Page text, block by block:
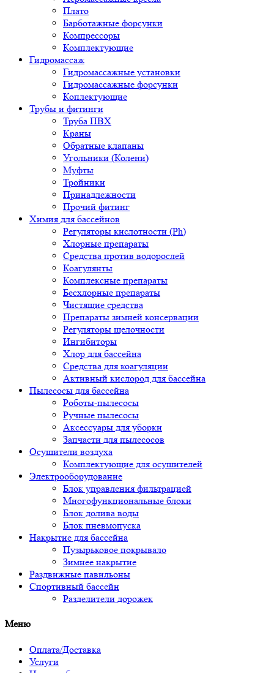
Плато
Барботажные форсунки
Компрессоры
Комплектующие
Гидромассаж
Гидромассажные установки
Гидромассажные форсунки
Коплектующие
Трубы и фитинги
Труба ПВХ
Краны
Обратные клапаны
Угольники (Колени)
Муфты
Тройники
Принадлежности
Прочий фитинг
Химия для бассейнов
Регуляторы кислотности (Ph)
Хлорные препараты
Средства против водорослей
Коагулянты
Комплексные препараты
Бесхлорные препараты
Чистящие средства
Препараты зимней консервации
Регуляторы щелочности
Ингибиторы
Хлор для бассейна
Средства для коагуляции
Активный кислород для бассейна
Пылесосы для бассейна
Роботы-пылесосы
Ручные пылесосы
Аксессуары для уборки
Запчасти для пылесосов
Осушители воздуха
Комплектующие для осушителей
Электрооборудование
Блок управления фильтрацией
Многофункциональные блоки
Блок долива воды
Блок пневмопуска
Накрытие для бассейна
Пузырьковое покрывало
Зимнее накрытие
Раздвижные павильоны
Спортивный бассейн
Разделители дорожек
Меню
Оплата/Доставка
Услуги